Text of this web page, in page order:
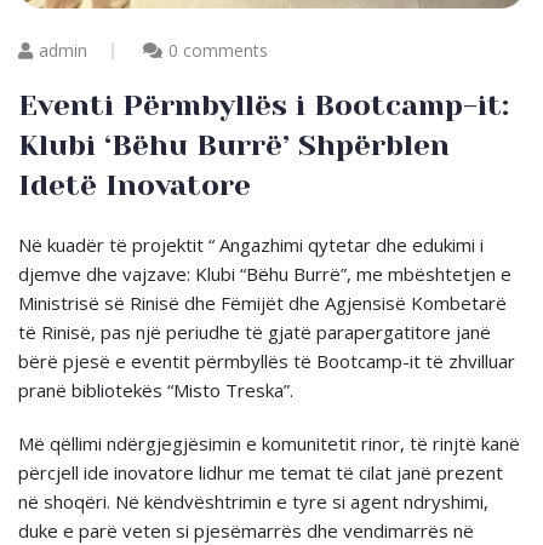
admin 0 comments
Eventi Përmbyllës i Bootcamp-it:
Klubi ‘Bëhu Burrë’ Shpërblen
Idetë Inovatore
Në kuadër të projektit “ Angazhimi qytetar dhe edukimi i
djemve dhe vajzave: Klubi “Bëhu Burrë”, me mbështetjen e
Ministrisë së Rinisë dhe Fëmijët dhe Agjensisë Kombetarë
të Rinisë, pas një periudhe të gjatë parapergatitore janë
bërë pjesë e eventit përmbyllës të Bootcamp-it të zhvilluar
pranë bibliotekës “Misto Treska”.
Më qëllimi ndërgjegjësimin e komunitetit rinor, të rinjtë kanë
përcjell ide inovatore lidhur me temat të cilat janë prezent
në shoqëri. Në këndvështrimin e tyre si agent ndryshimi,
duke e parë veten si pjesëmarrës dhe vendimarrës në